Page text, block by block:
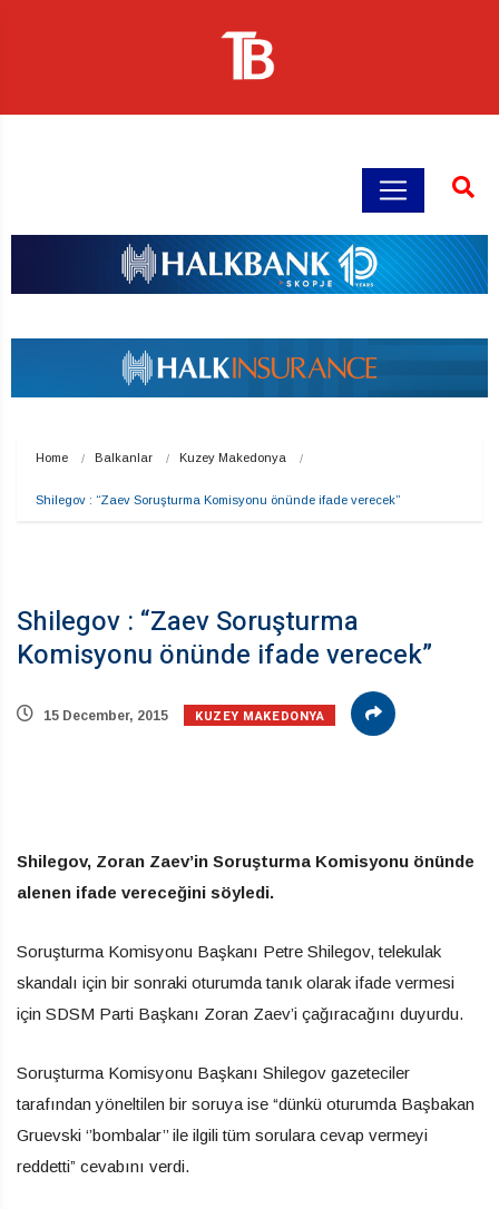
Home Balkanlar Kuzey Makedonya
Shilegov : “Zaev Soruşturma Komisyonu önünde ifade verecek”
Shilegov : “Zaev Soruşturma
Komisyonu önünde ifade verecek”
15 December, 2015 KUZEY MAKEDONYA
Shilegov, Zoran Zaev’in Soruşturma Komisyonu önünde
alenen ifade vereceğini söyledi.
Soruşturma Komisyonu Başkanı Petre Shilegov, telekulak
skandalı için bir sonraki oturumda tanık olarak ifade vermesi
için SDSM Parti Başkanı Zoran Zaev’i çağıracağını duyurdu.
Soruşturma Komisyonu Başkanı Shilegov gazeteciler
tarafından yöneltilen bir soruya ise “dünkü oturumda Başbakan
Gruevski ‘’bombalar’’ ile ilgili tüm sorulara cevap vermeyi
reddetti” cevabını verdi.